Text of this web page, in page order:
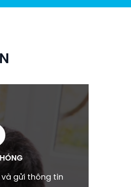
gửi thông tin